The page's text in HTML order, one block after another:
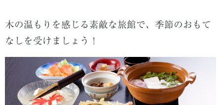
木の温もりを感じる素敵な旅館で、季節のおもて
なしを受けましょう！